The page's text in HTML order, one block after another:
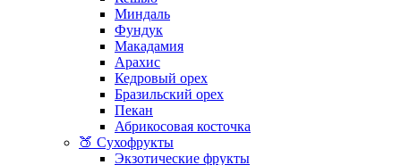
Миндаль
Фундук
Макадамия
Арахис
Кедровый орех
Бразильский орех
Пекан
Абрикосовая косточка
🍑 Сухофрукты
Экзотические фрукты